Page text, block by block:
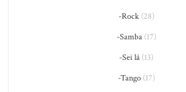
-Rock(28)
-Samba(17)
-Sei lá (13)
-Tango(17)